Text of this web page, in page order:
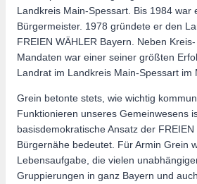
Landkreis Main-Spessart. Bis 1984 war
Bürgermeister. 1978 gründete er den
FREIEN WÄHLER Bayern. Neben
Mandaten war einer seiner größten
Landrat im Landkreis Main-Spessart im
Grein betonte stets, wie wichtig
Funktionieren unseres Gemeinwesens
basisdemokratische Ansatz der FREIEN
Bürgernähe bedeutet. Für Armin Grein
Lebensaufgabe, die vielen
Gruppierungen in ganz Bayern und